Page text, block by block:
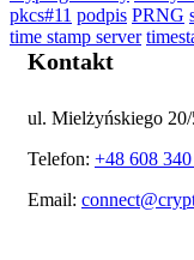
pkcs#11 podpis PRNG
time stamp server
Kontakt
ul. Mielżyńskiego 20/
Telefon: +48 608
Email: